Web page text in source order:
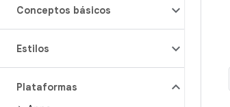
Conceptos básicos
Estilos
Plataformas